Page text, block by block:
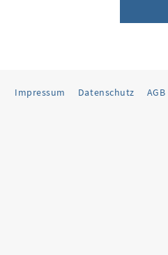
Impressum Datenschutz